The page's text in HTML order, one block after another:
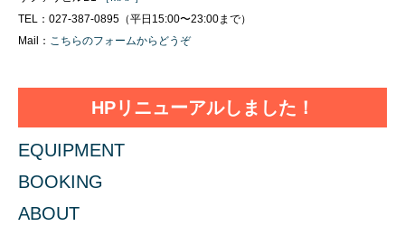
TEL：027-387-0895（平日15:00〜23:00まで）
Mail： こちらのフォームからどうぞ
HPリニューアルしました！
EQUIPMENT
BOOKING
ABOUT